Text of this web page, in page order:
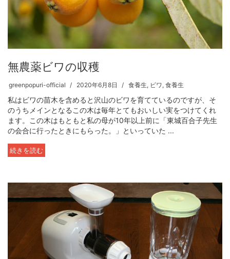
無農薬ビワの収穫
greenpopuri-official 2020年6月8日 食養生, ビワ, 食養生
私はビワの苗木を含めると沢山のビワを育てているのですが、そ
のうちメインとなるこの木は毎年とてもおいしい実をつけてくれ
ます。この木はもともと私の母が10年以上前に「東城百合子先生
の会合に行ったときにもらった。」といっていた ...
続きを読む